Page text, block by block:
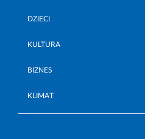
DZIECI
KULTURA
BIZNES
KLIMAT